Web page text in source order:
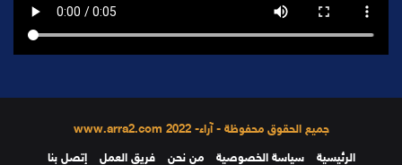
جميع الحقوق محفوظة - آراء- 2022 www.arra2.com
الرئيسية
سياسة الخصوصية من نحن فريق العمل إتصل بنا